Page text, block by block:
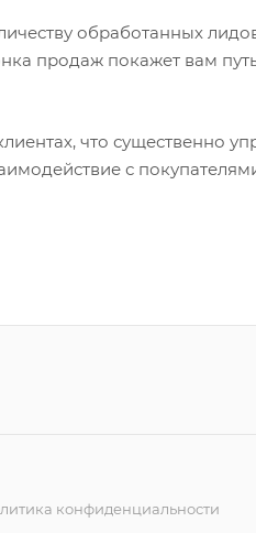
обработанных
продаж покажет вам
что существенно
с
конфиденциальности